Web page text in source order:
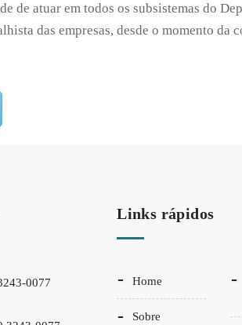
de atuar em todos os subsistemas do
das empresas, desde o momento
0077
Links rápidos
Home
Sobre